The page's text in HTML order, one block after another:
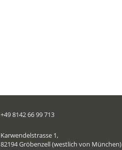
+49 8142 66 99 713
Karwendelstrasse 1,
82194 Gröbenzell (westlich von München)